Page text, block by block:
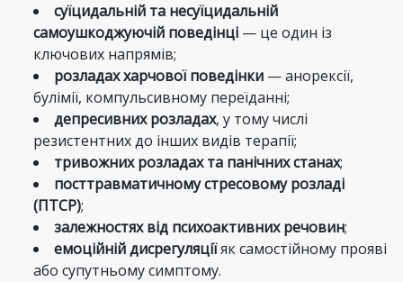
суїцидальній та несуїцидальній
самоушкоджуючій поведінці — це один із
ключових напрямів;
розладах харчової поведінки — анорексії,
булімії, компульсивному переїданні;
депресивних розладах, у тому числі
резистентних до інших видів терапії;
тривожних розладах та панічних станах;
посттравматичному стресовому розладі
(ПТСР);
залежностях від психоактивних речовин;
емоційній дисрегуляціїяк самостійному прояві
або супутньому симптому.